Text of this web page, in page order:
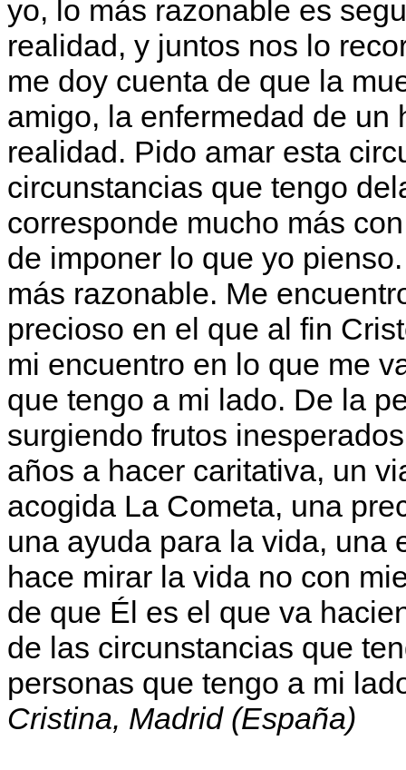
yo, lo más razonable es
realidad, y juntos nos lo
me doy cuenta de que la
amigo, la enfermedad de un
realidad. Pido amar esta
circunstancias que tengo
corresponde mucho más
de imponer lo que yo
más razonable. Me
precioso en el que al fin
mi encuentro en lo que me
que tengo a mi lado. De la
surgiendo frutos
años a hacer caritativa, un
acogida La Cometa, una
una ayuda para la vida, una
hace mirar la vida no con
de que Él es el que va
de las circunstancias que
personas que tengo a mi
Cristina, Madrid (España)